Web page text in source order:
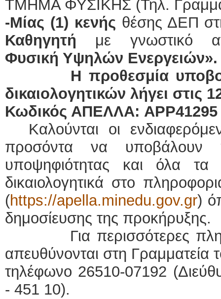
ΤΜΗΜΑ ΦΥΣΙΚΗΣ (Τηλ.
-Μίας (1) κενής θέσης ΔΕΠ
Καθηγητή με γνωστικό
Φυσική Υψηλών Ενεργειών».
Η προθεσμία
δικαιολογητικών λήγει στις
Κωδικός ΑΠΕΛΛΑ: APP41295
Καλούνται οι
προσόντα να υποβάλουν
υποψηφιότητας και όλα τα
δικαιολογητικά στο
(https://apella.minedu.gov.gr)
δημοσίευσης της προκήρυξης.
Για περισσότερες
απευθύνονται στη
τηλέφωνο 26510-07192
- 451 10).